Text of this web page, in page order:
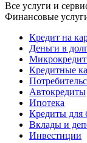
Все услуги и
Финансовые
Кредит на
Деньги в
Кредитные
Автокредиты
Ипотека
Кредиты для
Вклады и
Инвестиции